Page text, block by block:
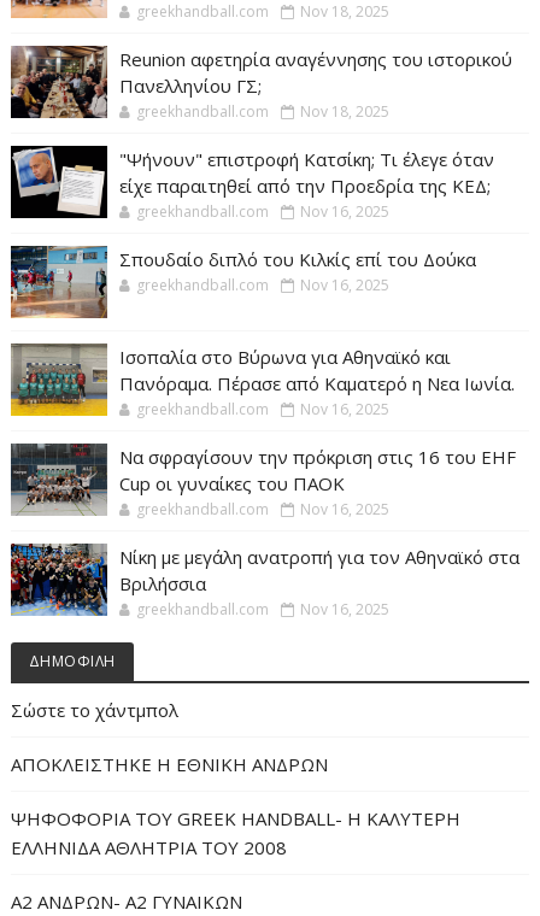
greekhandball.com Nov 18, 2025
Reunion αφετηρία αναγέννησης του ιστορικού
Πανελληνίου ΓΣ;
greekhandball.com Nov 18, 2025
"Ψήνουν" επιστροφή Κατσίκη; Τι έλεγε όταν
είχε παραιτηθεί από την Προεδρία της ΚΕΔ;
greekhandball.com Nov 16, 2025
Σπουδαίο διπλό του Κιλκίς επί του Δούκα
greekhandball.com Nov 16, 2025
Ισοπαλία στο Βύρωνα για Αθηναϊκό και
Πανόραμα. Πέρασε από Καματερό η Νεα Ιωνία.
greekhandball.com Nov 16, 2025
Να σφραγίσουν την πρόκριση στις 16 του EHF
Cup οι γυναίκες του ΠΑΟΚ
greekhandball.com Nov 16, 2025
Νίκη με μεγάλη ανατροπή για τον Αθηναϊκό στα
Βριλήσσια
greekhandball.com Nov 16, 2025
ΔΗΜΟΦΙΛΗ
Σώστε το χάντμπολ
ΑΠΟΚΛΕΙΣΤΗΚΕ Η ΕΘΝΙΚΗ ΑΝΔΡΩΝ
ΨΗΦΟΦΟΡΙΑ ΤΟΥ GREEK HANDBALL- H ΚΑΛΥΤΕΡΗ
ΕΛΛΗΝΙΔΑ ΑΘΛΗΤΡΙΑ ΤΟΥ 2008
Α2 ΑΝΔΡΩΝ- Α2 ΓΥΝΑΙΚΩΝ